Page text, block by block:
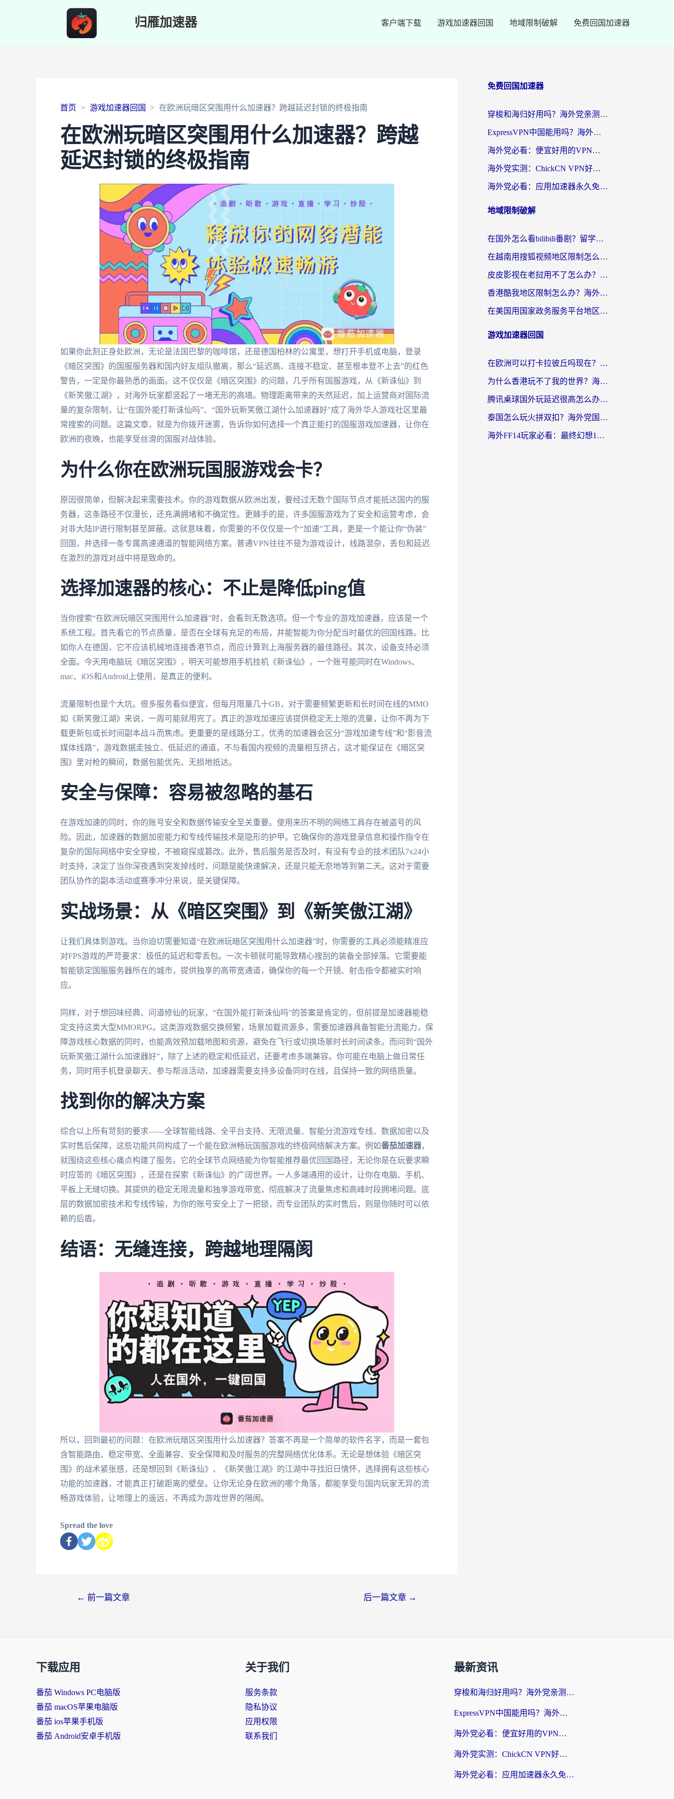
归雁加速器 客户端下载 游戏加速器回国 地域限制破解 免费回国加速器
首页 游戏加速器回国 在欧洲玩暗区突围用什么加速器？跨越延迟封锁的终极指南
在欧洲玩暗区突围用什么加速器？跨越
延迟封锁的终极指南
如果你此刻正身处欧洲，无论是法国巴黎的咖啡馆，还是德国柏林的公寓里，想打开手机或电脑，登录
《暗区突围》的国服服务器和国内好友组队撤离，那么“延迟高、连接不稳定、甚至根本登不上去”的红色
警告，一定是你最熟悉的画面。这不仅仅是《暗区突围》的问题，几乎所有国服游戏，从《新诛仙》到
《新笑傲江湖》，对海外玩家都竖起了一堵无形的高墙。物理距离带来的天然延迟，加上运营商对国际流
量的复杂限制，让“在国外能打新诛仙吗”、“国外玩新笑傲江湖什么加速器好”成了海外华人游戏社区里最
常搜索的问题。这篇文章，就是为你拨开迷雾，告诉你如何选择一个真正能打的国服游戏加速器，让你在
欧洲的夜晚，也能享受丝滑的国服对战体验。
为什么你在欧洲玩国服游戏会卡？
原因很简单，但解决起来需要技术。你的游戏数据从欧洲出发，要经过无数个国际节点才能抵达国内的服
务器，这条路径不仅漫长，还充满拥堵和不确定性。更棘手的是，许多国服游戏为了安全和运营考虑，会
对非大陆IP进行限制甚至屏蔽。这就意味着，你需要的不仅仅是一个“加速”工具，更是一个能让你“伪装”
回国，并选择一条专属高速通道的智能网络方案。普通VPN往往不是为游戏设计，线路混杂，丢包和延迟
在激烈的游戏对战中将是致命的。
选择加速器的核心：不止是降低ping值
当你搜索“在欧洲玩暗区突围用什么加速器”时，会看到无数选项。但一个专业的游戏加速器，应该是一个
系统工程。首先看它的节点质量，是否在全球有充足的布局，并能智能为你分配当时最优的回国线路。比
如你人在德国，它不应该机械地连接香港节点，而应计算到上海服务器的最佳路径。其次，设备支持必须
全面。今天用电脑玩《暗区突围》，明天可能想用手机挂机《新诛仙》，一个账号能同时在Windows、
mac、iOS和Android上使用，是真正的便利。
流量限制也是个大坑。很多服务看似便宜，但每月限量几十GB，对于需要频繁更新和长时间在线的MMO
如《新笑傲江湖》来说，一周可能就用完了。真正的游戏加速应该提供稳定无上限的流量，让你不再为下
载更新包或长时间副本战斗而焦虑。更重要的是线路分工，优秀的加速器会区分“游戏加速专线”和“影音流
媒体线路”，游戏数据走独立、低延迟的通道，不与看国内视频的流量相互挤占，这才能保证在《暗区突
围》里对枪的瞬间，数据包能优先、无损地抵达。
安全与保障：容易被忽略的基石
在游戏加速的同时，你的账号安全和数据传输安全至关重要。使用来历不明的网络工具存在被盗号的风
险。因此，加速器的数据加密能力和专线传输技术是隐形的护甲。它确保你的游戏登录信息和操作指令在
复杂的国际网络中安全穿梭，不被窥探或篡改。此外，售后服务是否及时，有没有专业的技术团队7x24小
时支持，决定了当你深夜遇到突发掉线时，问题是能快速解决，还是只能无奈地等到第二天。这对于需要
团队协作的副本活动或赛季冲分来说，是关键保障。
实战场景：从《暗区突围》到《新笑傲江湖》
让我们具体到游戏。当你迫切需要知道“在欧洲玩暗区突围用什么加速器”时，你需要的工具必须能精准应
对FPS游戏的严苛要求：极低的延迟和零丢包。一次卡顿就可能导致精心搜刮的装备全部掉落。它需要能
智能锁定国服服务器所在的城市，提供独享的高带宽通道，确保你的每一个开镜、射击指令都被实时响
应。
同样，对于想回味经典、问道修仙的玩家，“在国外能打新诛仙吗”的答案是肯定的，但前提是加速器能稳
定支持这类大型MMORPG。这类游戏数据交换频繁，场景加载资源多，需要加速器具备智能分流能力，保
障游戏核心数据的同时，也能高效预加载地图和资源，避免在飞行或切换场景时长时间读条。而问到“国外
玩新笑傲江湖什么加速器好”，除了上述的稳定和低延迟，还要考虑多端兼容。你可能在电脑上做日常任
务，同时用手机登录聊天、参与帮派活动，加速器需要支持多设备同时在线，且保持一致的网络质量。
找到你的解决方案
综合以上所有苛刻的要求——全球智能线路、全平台支持、无限流量、智能分流游戏专线、数据加密以及
实时售后保障，这些功能共同构成了一个能在欧洲畅玩国服游戏的终极网络解决方案。例如番茄加速器，
就围绕这些核心痛点构建了服务。它的全球节点网络能为你智能推荐最优回国路径，无论你是在玩要求瞬
时应答的《暗区突围》，还是在探索《新诛仙》的广阔世界。一人多端通用的设计，让你在电脑、手机、
平板上无缝切换。其提供的稳定无限流量和独享游戏带宽，彻底解决了流量焦虑和高峰时段拥堵问题。底
层的数据加密技术和专线传输，为你的账号安全上了一把锁，而专业团队的实时售后，则是你随时可以依
赖的后盾。
结语：无缝连接，跨越地理隔阂
所以，回到最初的问题：在欧洲玩暗区突围用什么加速器？答案不再是一个简单的软件名字，而是一套包
含智能路由、稳定带宽、全面兼容、安全保障和及时服务的完整网络优化体系。无论是想体验《暗区突
围》的战术紧张感，还是想回到《新诛仙》、《新笑傲江湖》的江湖中寻找旧日情怀，选择拥有这些核心
功能的加速器，才能真正打破距离的壁垒。让你无论身在欧洲的哪个角落，都能享受与国内玩家无异的流
畅游戏体验，让地理上的遥远，不再成为游戏世界的隔阂。
Spread the love
← 前一篇文章 后一篇文章 →
免费回国加速器
穿梭和海归好用吗？海外党亲测：3步选对回国加速器，无缝刷国内剧玩手游
ExpressVPN中国能用吗？海外党翻回国内的加速器选择指南（附番茄加速器实测）
海外党必看：便宜好用的VPN怎么选？3步解决回国访问难题+Steam改区技巧
海外党实测：ChickCN VPN好用吗？和OurPlay VPN对比哪个回国效果更好？附避坑指南
海外党必看：应用加速器永久免费版真的靠谱吗？教你选对回国加速器无缝刷国内资源
地域限制破解
在国外怎么看bilibili番剧？留学生亲测有效的地域限制突破指南（附酷我酷狗音乐解决方法）
在越南用搜狐视频地区限制怎么办？3招解决海外看国内剧难题（附西瓜视频CCTV观看技巧）
皮皮影视在老挝用不了怎么办？3步解决海外看国内影视&财经的痛点
香港酷我地区限制怎么办？海外党亲测有效的回国加速方案来了
在美国用国家政务服务平台地区限制怎么办？海外华人必备的突破攻略（附追剧看片技巧）
游戏加速器回国
在欧洲可以打卡拉彼丘吗现在？海外党国服游戏加速器终极避坑指南
为什么香港玩不了我的世界？海外党国服游戏加速终极解决方案
腾讯桌球国外玩延迟很高怎么办？海外党亲测有效的国服游戏加速指南
泰国怎么玩火拼双扣？海外党国服游戏加速终极指南（附暗区突围植物大战僵尸实测）
海外FF14玩家必看：最终幻想14国外加速器下载安装全攻略+卡顿解决秘籍
下载应用
番茄 Windows PC电脑版
番茄 macOS苹果电脑版
番茄 ios苹果手机版
番茄 Android安卓手机版
关于我们
服务条款
隐私协议
应用权限
联系我们
最新资讯
穿梭和海归好用吗？海外党亲测：3步选对回国加速器，无缝刷国内剧玩手游
ExpressVPN中国能用吗？海外党翻回国内的加速器选择指南（附番茄加速器实测）
海外党必看：便宜好用的VPN怎么选？3步解决回国访问难题+Steam改区技巧
海外党实测：ChickCN VPN好用吗？和OurPlay VPN对比哪个回国效果更好？附避坑指南
海外党必看：应用加速器永久免费版真的靠谱吗？教你选对回国加速器无缝刷国内资源